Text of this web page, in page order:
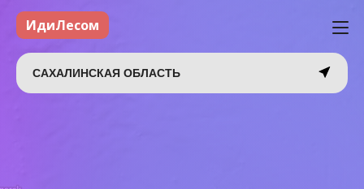
ИдиЛесом
САХАЛИНСКАЯ ОБЛАСТЬ